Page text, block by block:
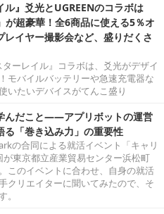
ル』爻光とUGREENのコラボは
が超豪華！全6商品に使える5％オ
レイヤー撮影会など、盛りだくさ
ターレイル』コラボは、爻光がデザイ
モバイルバッテリーや急速充電器な
いたいデバイスがてんこ盛り
んだこと――アプリボットの運営
る「巻き込み力」の重要性
の合同による就活イベント「キャリ
が東京都立産業貿易センター浜松町
このイベントに合わせ、自身の就活
クリエイターに聞いてみたので、そ